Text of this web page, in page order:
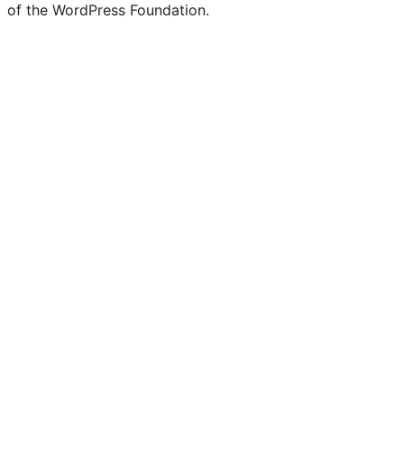
of the WordPress Foundation.